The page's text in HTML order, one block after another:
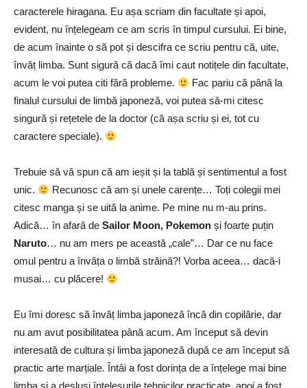
caracterele hiragana. Eu așa scriam din facultate și apoi,
evident, nu înțelegeam ce am scris în timpul cursului. Ei bine,
de acum înainte o să pot și descifra ce scriu pentru că, uite,
învăț limba. Sunt sigură că dacă îmi caut notițele din facultate,
acum le voi putea citi fără probleme.
Fac pariu că până la
finalul cursului de limbă japoneză, voi putea să-mi citesc
singură și rețetele de la doctor (că așa scriu și ei, tot cu
caractere speciale).
Trebuie să vă spun că am ieșit și la tablă și sentimentul a fost
unic.
Recunosc că am și unele carențe… Toți colegii mei
citesc manga și se uită la anime. Pe mine nu m-au prins.
Adică… în afară de Sailor Moon, Pokemon și foarte puțin
Naruto… nu am mers pe această „cale”… Dar ce nu face
omul pentru a învăța o limbă străină?! Vorba aceea… dacă-i
musai… cu plăcere!
Eu îmi doresc să învăț limba japoneză încă din copilărie, dar
nu am avut posibilitatea până acum. Am început să devin
interesată de cultura și limba japoneză după ce am început să
practic arte marțiale. Întâi a fost dorința de a înțelege mai bine
limba și a desluși înțelesurile tehnicilor practicate, apoi a fost